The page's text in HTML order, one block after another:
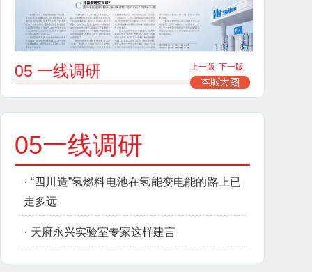
05 一线调研 上一版 下一版
05一线调研
· “四川造”氢燃料电池在氢能变电能的路上已
走多远
· 天府永兴实验室专家这样建言